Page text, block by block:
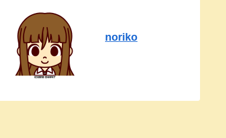
noriko